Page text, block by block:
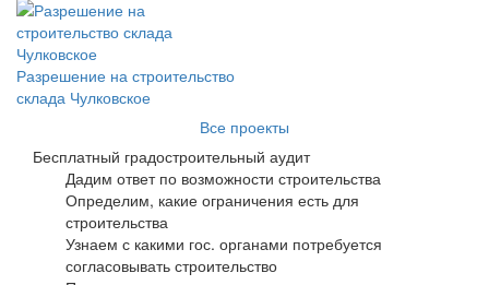
Разрешение на строительство
склада Чулковское
Все проекты
Бесплатный градостроительный аудит
Дадим ответ по возможности строительства
Определим, какие ограничения есть для
строительства
Узнаем с какими гос. органами потребуется
согласовывать строительство